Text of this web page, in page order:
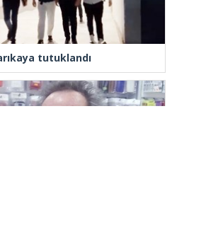
tutuklandı